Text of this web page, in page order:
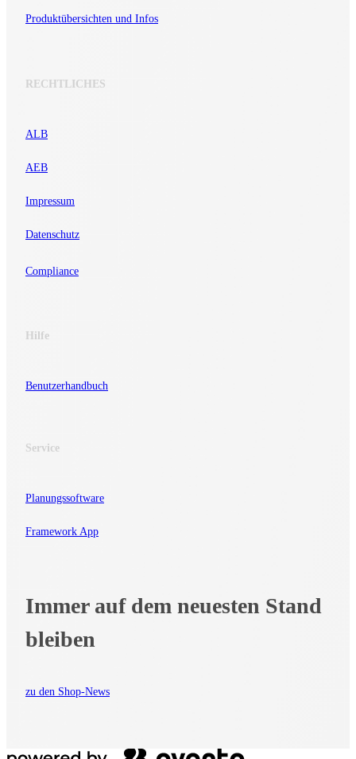
Produktübersichten und Infos
RECHTLICHES
ALB
AEB
Impressum
Datenschutz
Compliance
Hilfe
Benutzerhandbuch
Service
Planungssoftware
Framework App
Immer auf dem neuesten Stand
bleiben
zu den Shop-News